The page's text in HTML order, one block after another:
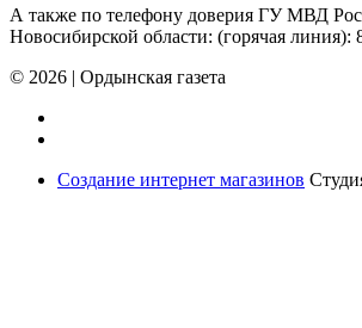
А также по телефону доверия ГУ МВД
Новосибирской области: (горячая линия):
© 2026 | Ордынская газета
Создание интернет магазинов